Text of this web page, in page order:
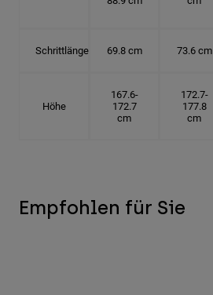
Schrittlänge 69.8 cm 73.6 cm
Höhe
167.6-
172.7
cm
172.7-
177.8
cm
Empfohlen für Sie